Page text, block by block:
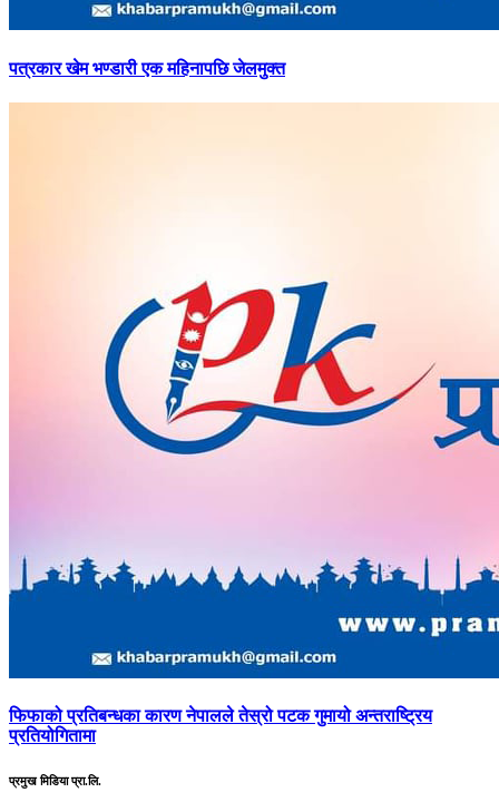
पत्रकारखेम भण्डारी एक महिनापछि जेलमुक्त
फिफाकोप्रतिबन्धका कारण नेपालले तेस्रो पटक गुमायो अन्तराष्ट्रिय
प्रतियोगितामा
प्रमुख मिडिया प्रा.लि.